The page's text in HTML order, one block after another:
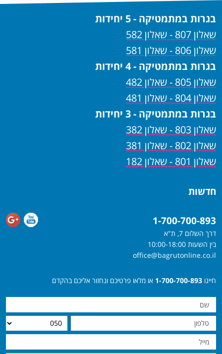
בגרות במתמטיקה - 5 יחידות
שאלון 807 - שאלון 582
שאלון 806 - שאלון 581
בגרות במתמטיקה - 4 יחידות
שאלון 805 - שאלון 482
שאלון 804 - שאלון 481
בגרות במתמטיקה - 3 יחידות
שאלון 803 - שאלון 382
שאלון 802 - שאלון 381
שאלון 801 - שאלון 182
חדשות
1-700-700-893
דרך השלום 7, ת"א
בין השעות 10:00-18:00
office@bagrutonline.co.il
חייגו 1-700-700-893 או מלאו פרטיכם ונחזור אליכם בהקדם